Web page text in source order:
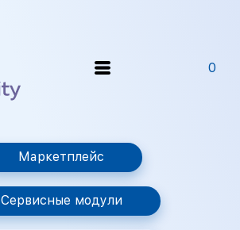
0
Маркетплейс
Сервисные модули